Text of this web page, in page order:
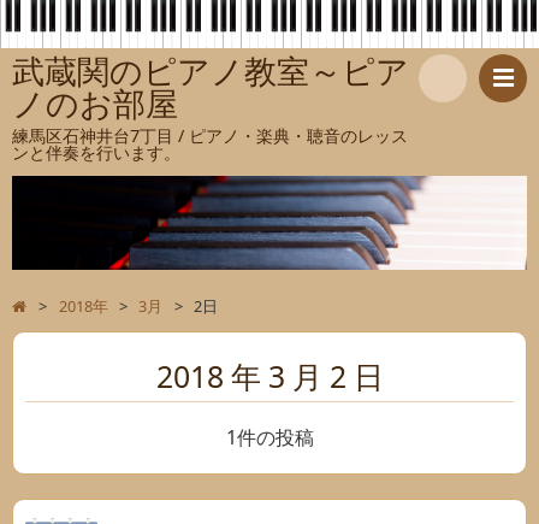
武蔵関のピアノ教室～ピア
ノのお部屋
練馬区石神井台7丁目 / ピアノ・楽典・聴音のレッス
ンと伴奏を行います。
索
> 2018年 > 3月 > 2日
2018 年 3 月 2 日
1件の投稿